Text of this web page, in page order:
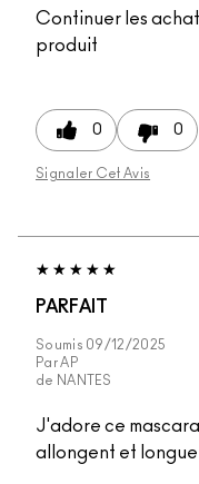
Continuer les
produit
0 0
Signaler Cet Avis
PARFAIT
Soumis 09/12/2025
ParAP
de NANTES
J'adore ce
allongent et